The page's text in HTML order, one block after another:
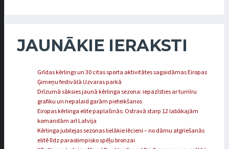
JAUNĀKIE IERAKSTI
Grīdas kērlings un 30 citas sporta aktivitātes sagaidāmas Eiropas
Ģimeņu festivālā Uzvaras parkā
Drīzumā sāksies jaunā kērlinga sezona: iepazīsties ar turnīru
grafiku un nepalaid garām pieteikšanos
Eiropas kērlinga elite paplašinās: Ostravā starp 12 labākajām
komandām arī Latvija
Kērlinga jubilejas sezonas lielākie lēcieni – no dāmu atgriešanās
elitē līdz paraolimpisko spēļu bronzai